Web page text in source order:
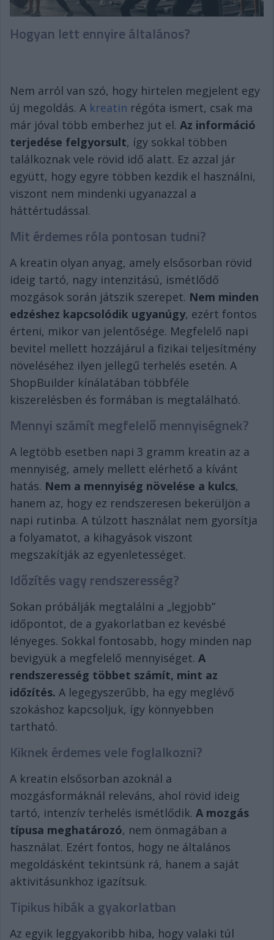
Hogyan lett ennyire általános?
Nem arról van szó, hogy hirtelen megjelent egy
új megoldás. A kreatin régóta ismert, csak ma
már jóval több emberhez jut el. Az információ
terjedése felgyorsult, így sokkal többen
találkoznak vele rövid idő alatt. Ez azzal jár
együtt, hogy egyre többen kezdik el használni,
viszont nem mindenki ugyanazzal a
háttértudással.
Mit érdemes róla pontosan tudni?
A kreatin olyan anyag, amely elsősorban rövid
ideig tartó, nagy intenzitású, ismétlődő
mozgások során játszik szerepet. Nem minden
edzéshez kapcsolódik ugyanúgy, ezért fontos
érteni, mikor van jelentősége. Megfelelő napi
bevitel mellett hozzájárul a fizikai teljesítmény
növeléséhez ilyen jellegű terhelés esetén. A
ShopBuilder kínálatában többféle
kiszerelésben és formában is megtalálható.
Mennyi számít megfelelő mennyiségnek?
A legtöbb esetben napi 3 gramm kreatin az a
mennyiség, amely mellett elérhető a kívánt
hatás. Nem a mennyiség növelése a kulcs,
hanem az, hogy ez rendszeresen bekerüljön a
napi rutinba. A túlzott használat nem gyorsítja
a folyamatot, a kihagyások viszont
megszakítják az egyenletességet.
Időzítés vagy rendszeresség?
Sokan próbálják megtalálni a „legjobb”
időpontot, de a gyakorlatban ez kevésbé
lényeges. Sokkal fontosabb, hogy minden nap
bevigyük a megfelelő mennyiséget. A
rendszeresség többet számít, mint az
időzítés. A legegyszerűbb, ha egy meglévő
szokáshoz kapcsoljuk, így könnyebben
tartható.
Kiknek érdemes vele foglalkozni?
A kreatin elsősorban azoknál a
mozgásformáknál releváns, ahol rövid ideig
tartó, intenzív terhelés ismétlődik. A mozgás
típusa meghatározó, nem önmagában a
használat. Ezért fontos, hogy ne általános
megoldásként tekintsünk rá, hanem a saját
aktivitásunkhoz igazítsuk.
Tipikus hibák a gyakorlatban
Az egyik leggyakoribb hiba, hogy valaki túl